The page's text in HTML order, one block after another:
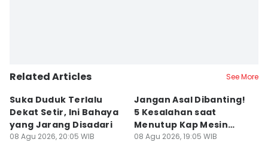
Related Articles See More
Suka Duduk Terlalu
Dekat Setir, Ini Bahaya
yang Jarang Disadari
08 Agu 2026, 20:05 WIB
Jangan Asal Dibanting!
5 Kesalahan saat
Menutup Kap Mesin
Mobil
08 Agu 2026, 19:05 WIB